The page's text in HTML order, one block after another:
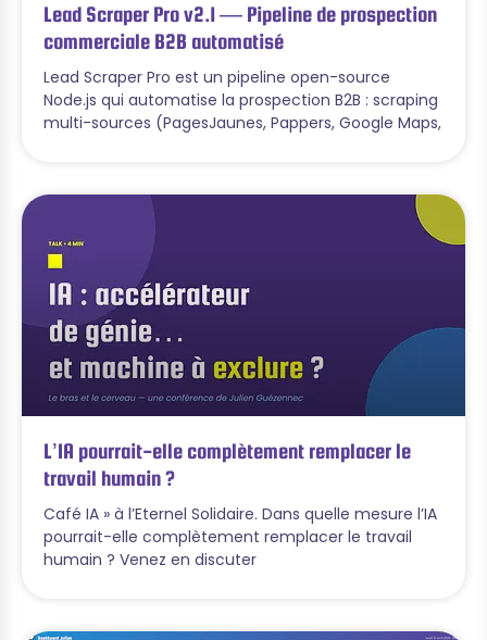
Lead Scraper Pro v2.1 — Pipeline de prospection
commerciale B2B automatisé
Lead Scraper Pro est un pipeline open-source
Node.js qui automatise la prospection B2B : scraping
multi-sources (PagesJaunes, Pappers, Google Maps,
L’IA pourrait-elle complètement remplacer le
travail humain ?
Café IA » à l’Eternel Solidaire. Dans quelle mesure l’IA
pourrait-elle complètement remplacer le travail
humain ? Venez en discuter